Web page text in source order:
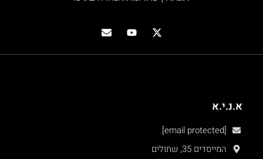
א.נ.י.א
[email protected]
המייסדים 35, שתולים